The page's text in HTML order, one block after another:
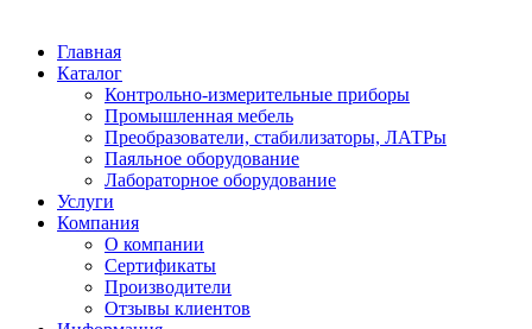
Главная
Каталог
Контрольно-измерительные приборы
Промышленная мебель
Преобразователи, стабилизаторы, ЛАТРы
Паяльное оборудование
Лабораторное оборудование
Услуги
Компания
О компании
Сертификаты
Производители
Отзывы клиентов